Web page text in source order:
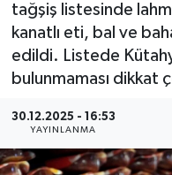
tağşiş listesinde
kanatlı eti, bal ve
edildi. Listede
bulunmaması dikkat
30.12.2025 - 16:53
YAYINLANMA
Emlak
Gündem
Haber İlanlar